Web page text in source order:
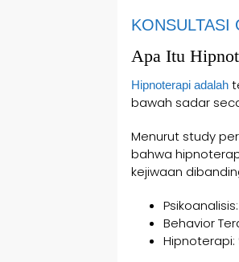
KONSULTASI
Apa Itu
Hipnoterapi adalah
bawah sadar
Menurut study
bahwa
kejiwaan
Behavior
Hipnoterapi: